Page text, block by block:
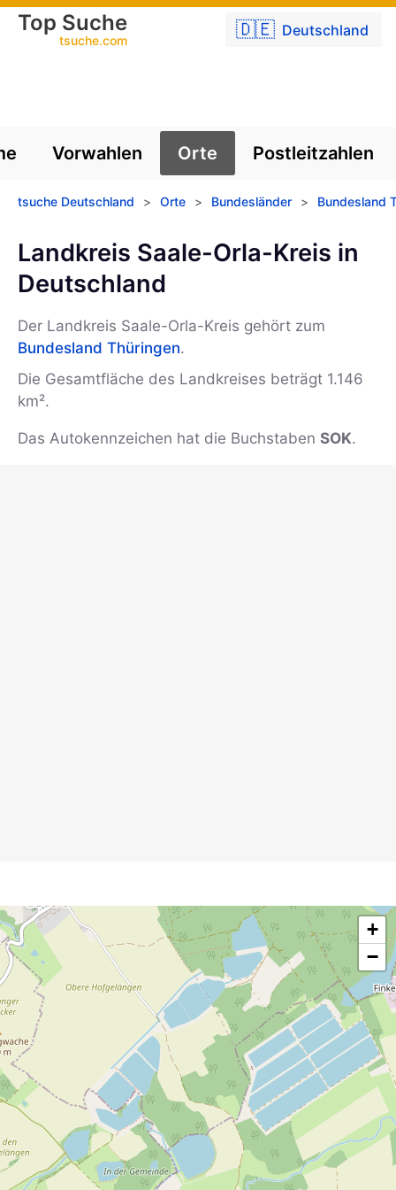
🇩🇪 Deutschland
Top Suche
tsuche.com
Vorwahlen Orte Postleitzahlen
tsuche Deutschland > Orte > Bundesländer > Bundesland
Landkreis Saale-Orla-Kreis in
Deutschland
Der Landkreis Saale-Orla-Kreis gehört zum
Bundesland Thüringen.
Die Gesamtfläche des Landkreises beträgt 1.146
km².
Das Autokennzeichen hat die Buchstaben SOK.